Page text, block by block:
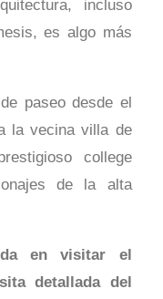
incluso
es algo más
paseo desde el
la vecina villa de
college
de la alta
en visitar el
detallada del